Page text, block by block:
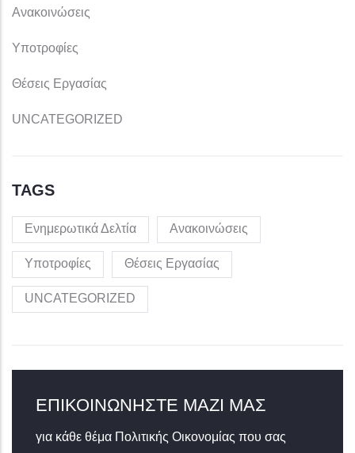
Ανακοινώσεις
Υποτροφίες
Θέσεις Εργασίας
UNCATEGORIZED
TAGS
Ενημερωτικά Δελτία Ανακοινώσεις
Υποτροφίες Θέσεις Εργασίας
UNCATEGORIZED
ΕΠΙΚΟΙΝΩΝΉΣΤΕ ΜΑΖΊ ΜΑΣ
για κάθε θέμα Πολιτικής Οικονομίας που σας